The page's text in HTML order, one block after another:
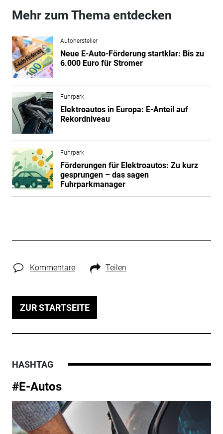
Mehr zum Thema entdecken
Autohersteller
Neue E-Auto-Förderung startklar: Bis zu
6.000 Euro für Stromer
Fuhrpark
Elektroautos in Europa: E-Anteil auf
Rekordniveau
Fuhrpark
Förderungen für Elektroautos: Zu kurz
gesprungen – das sagen
Fuhrparkmanager
Kommentare Teilen
ZUR STARTSEITE
HASHTAG
#E-Autos